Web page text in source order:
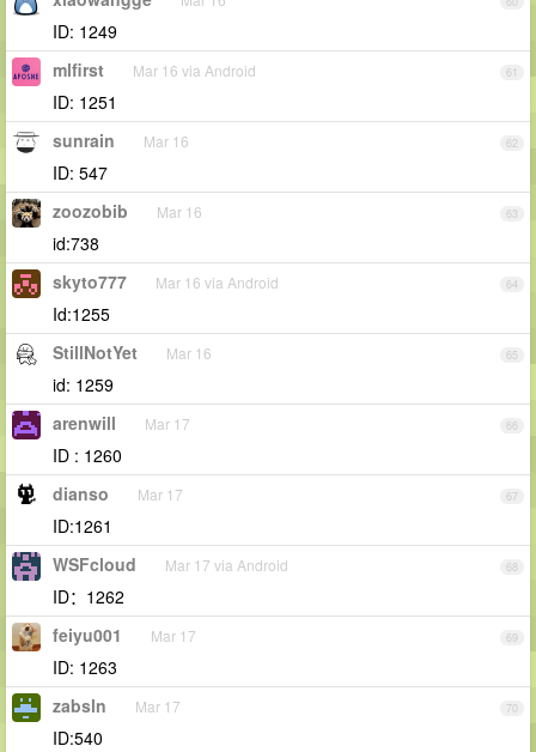
ID: 1249
61
mlfirst Mar 16 via Android
ID: 1251
62
sunrain Mar 16
ID: 547
63
zoozobib Mar 16
id:738
64
skyto777 Mar 16 via Android
Id:1255
65
StillNotYet Mar 16
id: 1259
66
arenwill Mar 17
ID : 1260
67
dianso Mar 17
ID:1261
68
WSFcloud Mar 17 via Android
ID：1262
69
feiyu001 Mar 17
ID: 1263
70
zabsln Mar 17
ID:540